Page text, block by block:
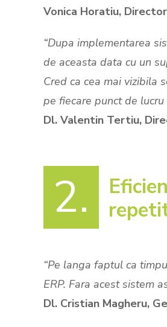
Vonica Horatiu,
“Dupa implementarea
de aceasta data cu un
Cred ca cea mai vizibila
pe fiecare punct de
Dl. Valentin Tertiu,
2.
“Pe langa faptul ca
ERP. Fara acest sistem
Dl. Cristian Magheru,